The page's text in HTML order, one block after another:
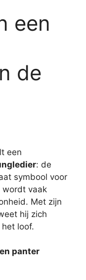
een
de
een
: de
symbool voor
wordt vaak
Met zijn
hij zich
loof.
panter